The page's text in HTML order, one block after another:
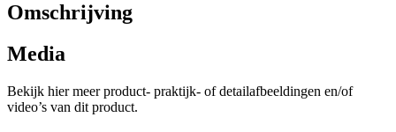
Omschrijving
Media
Bekijk hier meer product- praktijk- of detailafbeeldingen en/of
video’s van dit product.